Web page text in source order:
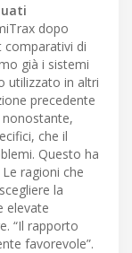
dopo
comparativi di
già i sistemi
utilizzato in altri
precedente
nonostante,
che il
Questo ha
ragioni che
la
elevate
“Il rapporto
favorevole”.